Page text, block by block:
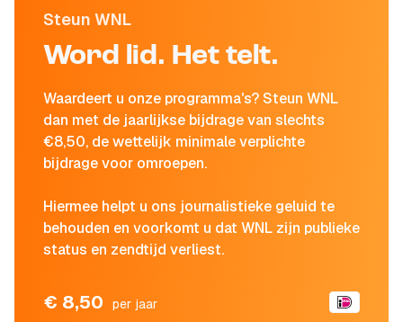
Steun WNL
Word lid. Het telt.
Waardeert u onze programma's? Steun WNL
dan met de jaarlijkse bijdrage van slechts
€8,50, de wettelijk minimale verplichte
bijdrage voor omroepen.
Hiermee helpt u ons journalistieke geluid te
behouden en voorkomt u dat WNL zijn publieke
status en zendtijd verliest.
€ 8,50 per jaar